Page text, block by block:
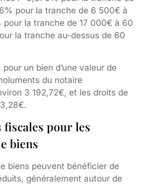
pour la tranche de 6 500€ à
pour la tranche de 17 000€ à 60
la tranche au-dessus de 60
pour un bien d’une valeur de
du notaire
3 192,72€, et les droits de
fiscales pour les
biens
biens peuvent bénéficier de
généralement autour de